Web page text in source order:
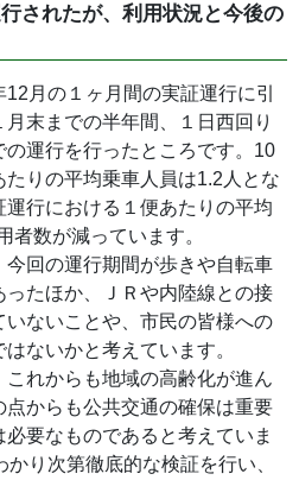
されたが、利用状況と今後の
月の１ヶ月間の実証運行に引
末までの半年間、１日西回り
の運行を行ったところです。10
りの平均乗車人員は1.2人とな
行における１便あたりの平均
者数が減っています。
回の運行期間が歩きや自転車
たほか、ＪＲや内陸線との接
ないことや、市民の皆様への
ないかと考えています。
れからも地域の高齢化が進ん
からも公共交通の確保は重要
要なものであると考えていま
り次第徹底的な検証を行い、